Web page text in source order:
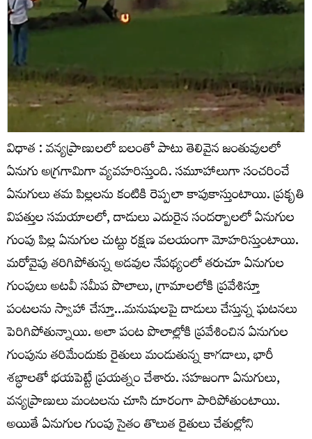
విధాత : వన్యప్రాణులలో బలంతో పాటు తెలివైన జంతువులలో
ఏనుగు అగ్రగామిగా వ్యవహరిస్తుంది. సమూహాలుగా సంచరించే
ఏనుగులు తమ పిల్లలను కంటికి రెప్పలా కాపుకాస్తుంటాయి. ప్రకృతి
విపత్తుల సమయాలలో, దాడులు ఎదురైన సందర్బాలలో ఏనుగుల
గుంపు పిల్ల ఏనుగుల చుట్టు రక్షణ వలయంగా మోహరిస్తుంటాయి.
మరోవైపు తరిగిపోతున్న అడవుల నేపథ్యంలో తరుచూ ఏనుగుల
గుంపులు అటవీ సమీప పొలాలు, గ్రామాలలోకి ప్రవేశిస్తూ
పంటలను స్వాహా చేస్తూ…మనుషులపై దాడులు చేస్తున్న ఘటనలు
పెరిగిపోతున్నాయి. అలా పంట పొలాల్లోకి ప్రవేశించిన ఏనుగుల
గుంపును తరిమేందుకు రైతులు మండుతున్న కాగడాలు, భారీ
శబ్ధాలతో భయపెట్టే ప్రయత్నం చేశారు. సహజంగా ఏనుగులు,
వన్యప్రాణులు మంటలను చూసి దూరంగా పారిపోతుంటాయి.
అయితే ఏనుగుల గుంపు సైతం తొలుత రైతులు చేతుల్లోని